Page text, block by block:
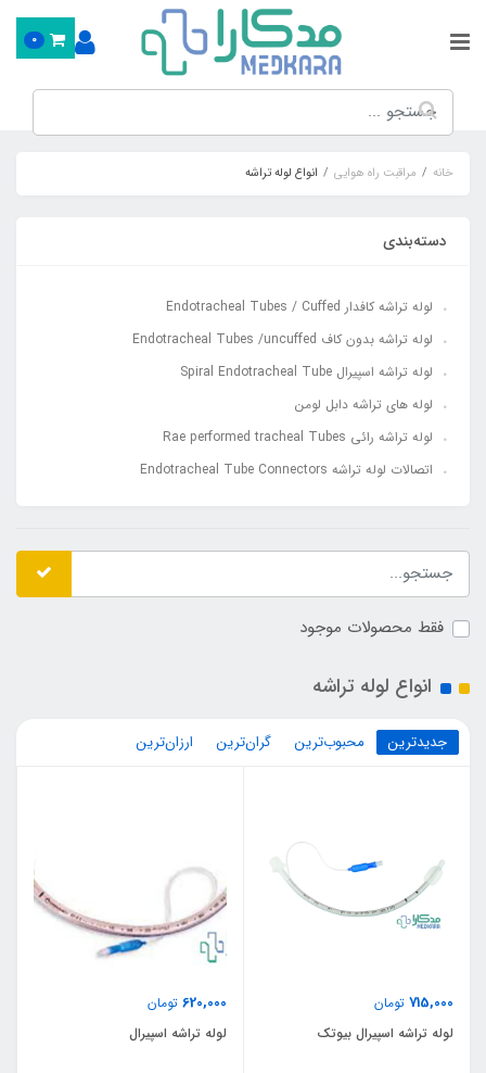
0
خانه مراقبت راه هوایی انواع لوله تراشه
دسته‌بندی
لوله تراشه کافدار Endotracheal Tubes / Cuffed
لوله تراشه بدون کاف Endotracheal Tubes /uncuffed
لوله تراشه اسپیرال Spiral Endotracheal Tube
لوله های تراشه دابل لومن
لوله تراشه رائی Rae performed tracheal Tubes
اتصالات لوله تراشه Endotracheal Tube Connectors
فقط محصولات موجود
انواع لوله تراشه
جدیدترین محبوب‌ترین گران‌ترین ارزان‌ترین
715,000 تومان
لوله تراشه اسپیرال بیوتک
620,000 تومان
لوله تراشه اسپیرال